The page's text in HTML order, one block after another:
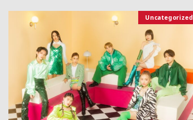
Uncategorized